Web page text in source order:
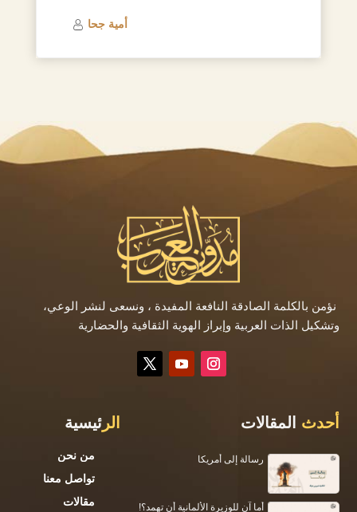
أمية جحا
أحدث المقالات
رسالة إلى أمريكا
أما آن للوزيرة الألمانية أن تهمد؟!
الر ئيسية
من نحن
تواصل معنا
مقالات
نؤمن بالكلمة الصادقة النافعة المفيدة ، ونسعى لنشر الوعي،
وتشكيل الذات العربية وإبراز الهوية الثقافية والحضارية